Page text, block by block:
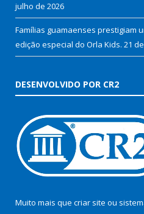
julho de 2026
Famílias guamaenses prestigiam
edição especial do Orla Kids. 21
DESENVOLVIDO POR CR2
Muito mais que criar site ou